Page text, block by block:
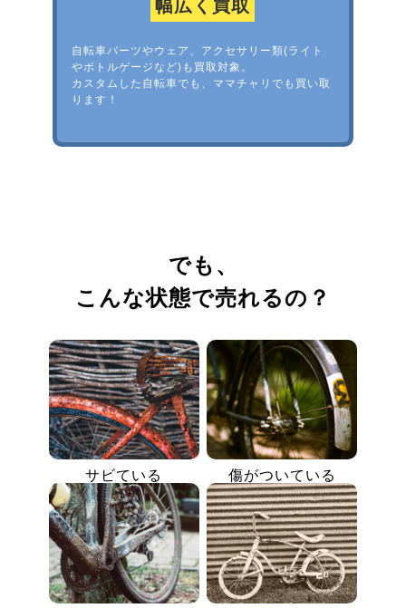
幅広く買取
自転車パーツやウェア、アクセサリー類(ライト
やボトルゲージなど)も買取対象。
カスタムした自転車でも、ママチャリでも買い取
ります！
でも、
こんな状態で売れるの？
サビている 傷がついている